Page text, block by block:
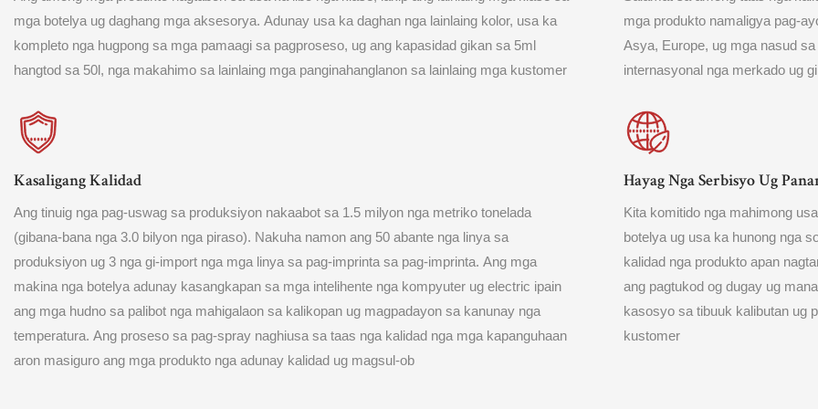
mga botelya ug daghang mga aksesorya. Adunay usa ka daghan nga lainlaing kolor, usa ka
kompleto nga hugpong sa mga pamaagi sa pagproseso, ug ang kapasidad gikan sa 5ml
hangtod sa 50l, nga makahimo sa lainlaing mga panginahanglanon sa lainlaing mga kustomer
mga produkto namaligya pag-
Asya, Europe, ug mga nasud
internasyonal nga merkado ug
Kasaligang Kalidad
Ang tinuig nga pag-uswag sa produksiyon nakaabot sa 1.5 milyon nga metriko tonelada
(gibana-bana nga 3.0 bilyon nga piraso). Nakuha namon ang 50 abante nga linya sa
produksiyon ug 3 nga gi-import nga mga linya sa pag-imprinta sa pag-imprinta. Ang mga
makina nga botelya adunay kasangkapan sa mga intelihente nga kompyuter ug electric ipain
ang mga hudno sa palibot nga mahigalaon sa kalikopan ug magpadayon sa kanunay nga
temperatura. Ang proseso sa pag-spray naghiusa sa taas nga kalidad nga mga kapanguhaan
aron masiguro ang mga produkto nga adunay kalidad ug magsul-ob
Hayag Nga Serbisyo Ug
Kita komitido nga mahimong
botelya ug usa ka hunong nga
kalidad nga produkto apan
ang pagtukod og dugay ug
kasosyo sa tibuuk kalibutan ug
kustomer